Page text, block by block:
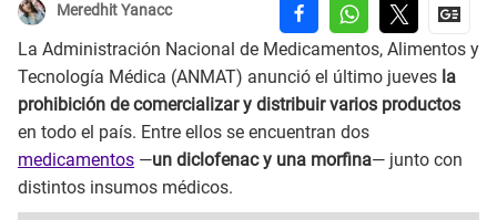
Meredhit Yanacc
La Administración Nacional de Medicamentos, Alimentos y
Tecnología Médica (ANMAT) anunció el último jueves la
prohibición de comercializar y distribuir varios productos
en todo el país. Entre ellos se encuentran dos
medicamentos —un diclofenac y una morfina— junto con
distintos insumos médicos.